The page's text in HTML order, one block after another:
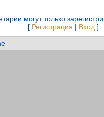
могут только
[ Регистрация | Вход ]